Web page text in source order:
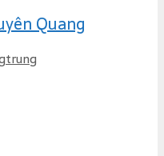
Quang